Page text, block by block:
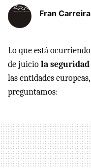
Fran Carreira
Lo que está
de juiciola
las entidades
preguntamos: